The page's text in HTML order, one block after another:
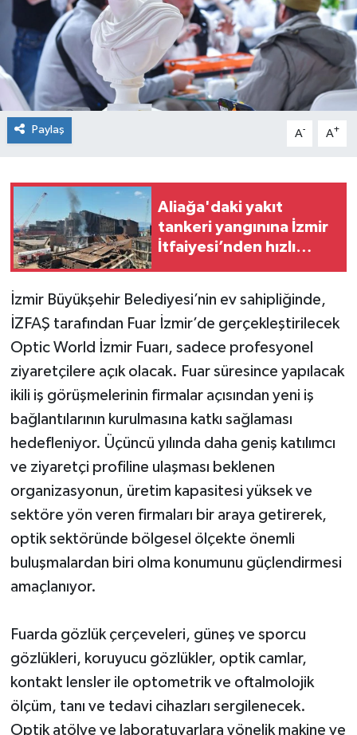
Paylaş A- A+
Aliağa'daki yakıt
tankeri yangınına İzmir
İtfaiyesi’nden hızlı
İzmir Büyükşehir Belediyesi’nin ev sahipliğinde,
İZFAŞ tarafından Fuar İzmir’de gerçekleştirilecek
Optic World İzmir Fuarı, sadece profesyonel
ziyaretçilere açık olacak. Fuar süresince yapılacak
ikili iş görüşmelerinin firmalar açısından yeni iş
bağlantılarının kurulmasına katkı sağlaması
hedefleniyor. Üçüncü yılında daha geniş katılımcı
ve ziyaretçi profiline ulaşması beklenen
organizasyonun, üretim kapasitesi yüksek ve
sektöre yön veren firmaları bir araya getirerek,
optik sektöründe bölgesel ölçekte önemli
buluşmalardan biri olma konumunu güçlendirmesi
amaçlanıyor.
Fuarda gözlük çerçeveleri, güneş ve sporcu
gözlükleri, koruyucu gözlükler, optik camlar,
kontakt lensler ile optometrik ve oftalmolojik
ölçüm, tanı ve tedavi cihazları sergilenecek.
Optik atölye ve laboratuvarlara yönelik makine ve